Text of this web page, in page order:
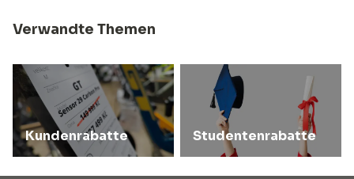
Verwandte Themen
Kundenrabatte Studentenrabatte